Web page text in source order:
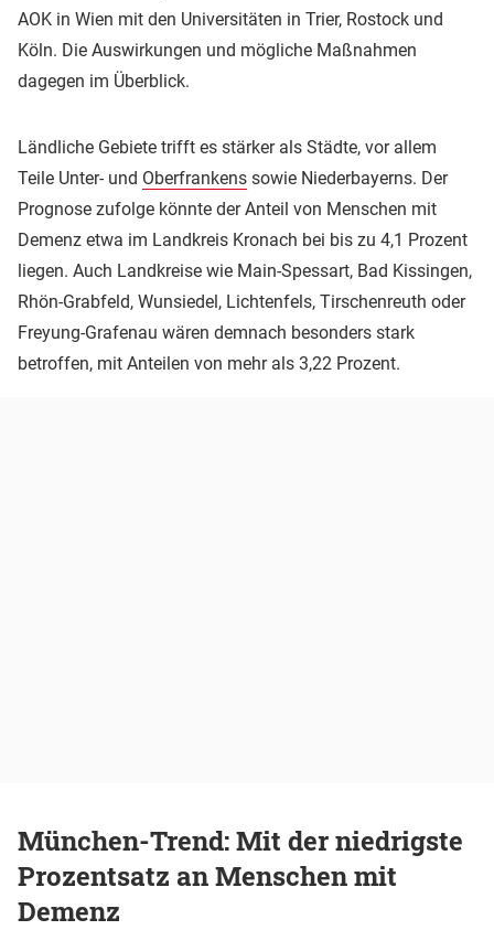
AOK in Wien mit den Universitäten in Trier, Rostock und
Köln. Die Auswirkungen und mögliche Maßnahmen
dagegen im Überblick.
Ländliche Gebiete trifft es stärker als Städte, vor allem
Teile Unter- und Oberfrankens sowie Niederbayerns. Der
Prognose zufolge könnte der Anteil von Menschen mit
Demenz etwa im Landkreis Kronach bei bis zu 4,1 Prozent
liegen. Auch Landkreise wie Main-Spessart, Bad Kissingen,
Rhön-Grabfeld, Wunsiedel, Lichtenfels, Tirschenreuth oder
Freyung-Grafenau wären demnach besonders stark
betroffen, mit Anteilen von mehr als 3,22 Prozent.
München-Trend: Mit der niedrigste
Prozentsatz an Menschen mit
Demenz